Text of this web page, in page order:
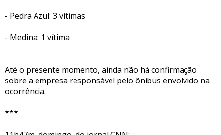
- Pedra Azul: 3 vítimas
- Medina: 1 vítima
Até o presente momento, ainda não há confirmação
sobre a empresa responsável pelo ônibus envolvido na
ocorrência.
***